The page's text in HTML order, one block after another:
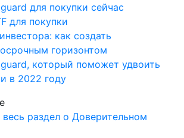
для покупки сейчас
для покупки
как создать
горизонтом
который поможет удвоить
в 2022 году